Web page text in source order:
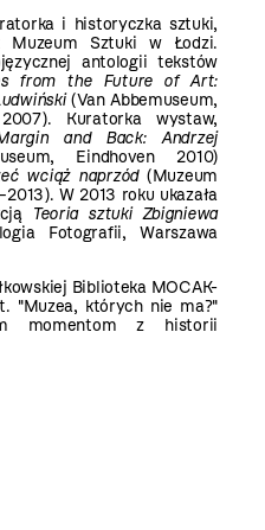
i historyczka sztuki,
Sztuki w Łodzi.
antologii tekstów
from the Future of Art:
(Van Abbemuseum,
Kuratorka wystaw,
and Back: Andrzej
Eindhoven 2010)
wciąż naprzód(Muzeum
W 2013 roku ukazała
Teoria sztuki Zbigniewa
Fotografii, Warszawa
Biblioteka MOCAK-
"Muzea, których nie ma?"
momentom z historii